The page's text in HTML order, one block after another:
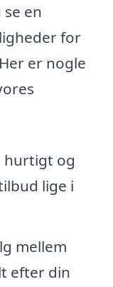
en
for
er nogle
hurtigt og
lige i
mellem
efter din